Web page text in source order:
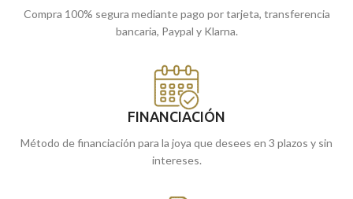
Compra 100% segura mediante pago por tarjeta, transferencia
bancaria, Paypal y Klarna.
FINANCIACIÓN
Método de financiación para la joya que desees en 3 plazos y sin
intereses.